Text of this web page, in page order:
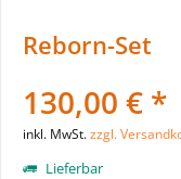
Reborn-Set
130,00 € *
inkl. MwSt.zzgl.
Lieferbar